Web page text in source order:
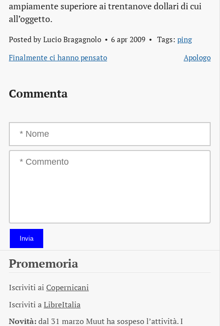
ampiamente superiore ai trentanove dollari di cui
all’oggetto.
Posted by Lucio Bragagnolo 6 apr 2009 Tags: ping
Finalmente ci hanno pensato
Apologo
Commenta
Invia
Promemoria
Iscriviti ai Copernicani
Iscriviti aLibreItalia
Novità:dal 31 marzo Muut ha sospeso l’attività. I